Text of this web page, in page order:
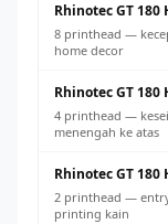
Rhinotec GT 180
8 printhead —
home decor
Rhinotec GT 180
4 printhead —
menengah ke atas
Rhinotec GT 180
2 printhead —
printing kain